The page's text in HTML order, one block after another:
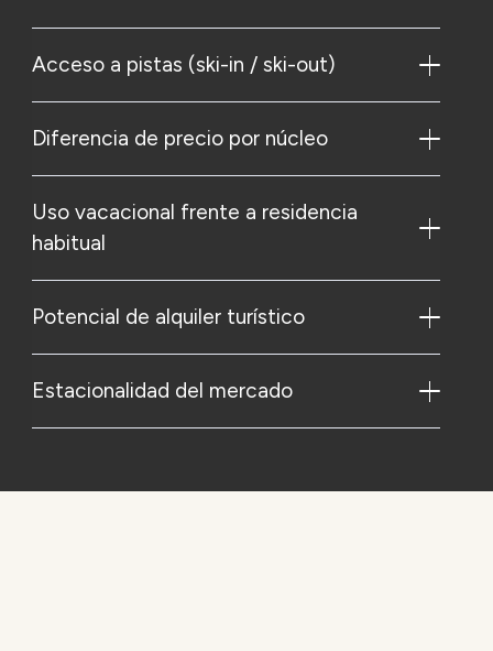
Acceso a pistas (ski-in / ski-out)
Diferencia de precio por núcleo
Uso vacacional frente a residencia
habitual
Potencial de alquiler turístico
Estacionalidad del mercado